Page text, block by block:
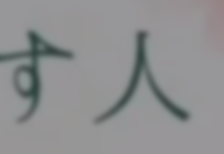
ビジトレエンタープライズ
ビジネスコミュニケ
新人研修
株式会社ビジ
よもぎ蒸し